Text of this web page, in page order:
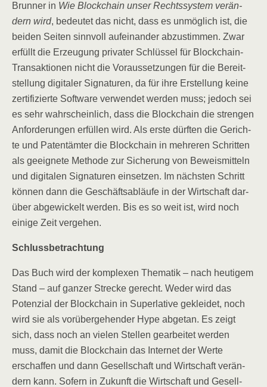
Brun­ner in Wie Block­chain unser Rechts­sys­tem ver­än­
dern wird, bedeu­tet das nicht, dass es unmög­lich ist, die
bei­den Sei­ten sinn­voll auf­ein­an­der abzu­stim­men. Zwar
erfüllt die Erzeu­gung pri­va­ter Schlüs­sel für Block­chain-
Trans­ak­tio­nen nicht die Vor­aus­set­zun­gen für die Bereit­
stel­lung digi­ta­ler Signa­tu­ren, da für ihre Erstel­lung kei­ne
zer­ti­fi­zier­te Soft­ware ver­wen­det wer­den muss; jedoch sei
es sehr wahr­schein­lich, dass die Block­chain die stren­gen
Anfor­de­run­gen erfül­len wird. Als ers­te dürf­ten die Gerich­
te und Patent­äm­ter die Block­chain in meh­re­ren Schrit­ten
als geeig­ne­te Metho­de zur Siche­rung von Beweis­mit­teln
und digi­ta­len Signa­tu­ren ein­set­zen. Im nächs­ten Schritt
kön­nen dann die Geschäfts­ab­läu­fe in der Wirt­schaft dar­
über abge­wi­ckelt wer­den. Bis es so weit ist, wird noch
eini­ge Zeit vergehen.
Schluss­be­trach­tung
Das Buch wird der kom­ple­xen The­ma­tik – nach heu­ti­gem
Stand – auf gan­zer Stre­cke gerecht. Weder wird das
Poten­zi­al der Block­chain in Super­la­ti­ve geklei­det, noch
wird sie als vor­über­ge­hen­der Hype abge­tan. Es zeigt
sich, dass noch an vie­len Stel­len gear­bei­tet wer­den
muss, damit die Block­chain das Inter­net der Wer­te
erschaf­fen und dann Gesell­schaft und Wirt­schaft ver­än­
dern kann. Sofern in Zukunft die Wirt­schaft und Gesell­